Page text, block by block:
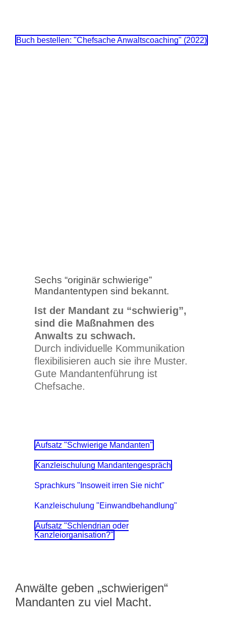
Buch bestellen: "Chefsache Anwaltscoaching" (2022)
Sechs “originär schwierige”
Mandantentypen sind bekannt.
Ist der Mandant zu “schwierig”,
sind die Maßnahmen des
Anwalts zu schwach.
Durch individuelle Kommunikation
flexibilisieren auch sie ihre Muster.
Gute Mandantenführung ist
Chefsache.
Aufsatz "Schwierige Mandanten"
Kanzleischulung Mandantengespräch
Sprachkurs "Insoweit irren Sie nicht"
Kanzleischulung "Einwandbehandlung"
Aufsatz "Schlendrian oder
Kanzleiorganisation?"
Anwälte geben „schwierigen“
Mandanten zu viel Macht.